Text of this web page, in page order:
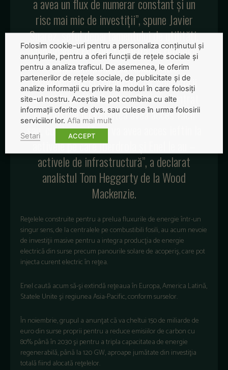
risc mai mic de investiţii”, spune Javier
Suarez, şeful departamentului de utilităţi,
Mediobanca Milano. Majoritatea reţelelor
sunt monopoluri cu randamente
reglementate şi garantate, iar operatorii
rareori le pun la vânzare. „Orice nou intrat
în industrie nu va putea avea acces facil
sau, cu siguranţă, nu va avea acces ieftin la
activele pe care Iberdrola şi Enel le au –
activele de infrastructură”, a declarat
analistul Tom Heggarty de la Wood
Mackenzie.
Reţelele construite pentru a prelua fluxurile de energie într-un
singur sens, de la centralele pe combustibili fosili, au acum nevoie
de investiţii masive pentru a integra producţia de energie
electrică din surse precum panourile solare de acoperiş, care pot
injecta curent electric în reţea.
Enel caută acum să-şi extindă reţeaua în Europa, America Latină,
Statele Unite şi regiunea Asia-Pacific, conform surselor.
În noiembrie, grupul a anunţat că va cheltui 150 de miliarde de
euro din surse proprii pentru a reduce emisiilor de carbon cu
80% până în 2030 şi pentru a tripla capacitatea de energie
regenerabilă, până la 120 GW, aproape jumătate din investiţia
totală fiind alocată reţelelor.
Folosim cookie-uri pentru a personaliza conținutul și
anunțurile, pentru a oferi funcții de rețele sociale și
pentru a analiza traficul. De asemenea, le oferim
partenerilor de rețele sociale, de publicitate și de
analize informații cu privire la modul în care folosiți
site-ul nostru. Aceștia le pot combina cu alte
informații oferite de dvs. sau culese în urma folosirii
serviciilor lor. Afla mai mult
Setari
ACCEPT